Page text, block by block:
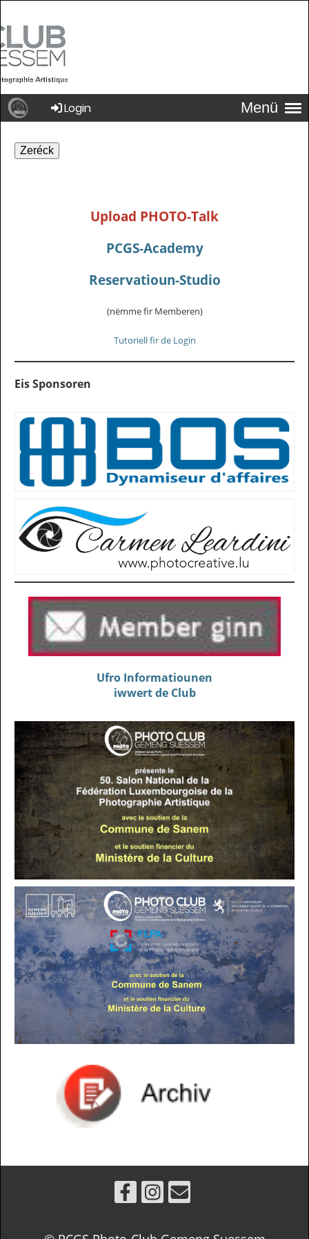
Menü
Login
Zeréck
Upload PHOTO-Talk
PCGS-Academy
Reservatioun-Studio
(nëmme fir Memberen)
Tutoriell fir de Login
Eis Sponsoren
Ufro Informatiounen
iwwert de Club